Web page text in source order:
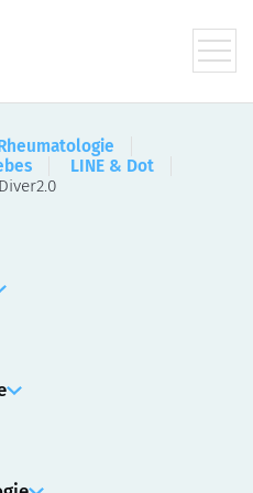
LINE & Dot
Assays für akiron® NEO